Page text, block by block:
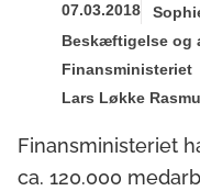
07.03.2018
Beskæftigelse og
Finansministeriet
Lars Løkke
Finansministeriet
ca. 120.000